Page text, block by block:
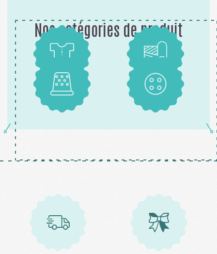
Nos catégories de produit
Patrons Tissus
Mercerie Boutons